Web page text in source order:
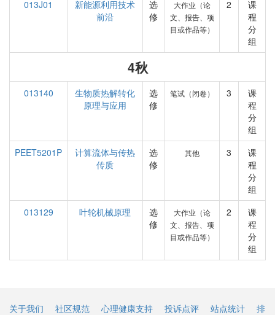
013J01
新能源利用技术
前沿
选
修
大作业（论
文、报告、项
目或作品等）
2
课
程
分
组
4秋
013140
生物质热解转化
原理与应用
选
修
笔试（闭卷） 3
课
程
分
组
PEET5201P
计算流体与传热
传质
选
修
其他 3
课
程
分
组
013129
叶轮机械原理
选
修
大作业（论
文、报告、项
目或作品等）
2
课
程
分
组
关于我们 社区规范 心理健康支持 投诉点评 站点统计
排